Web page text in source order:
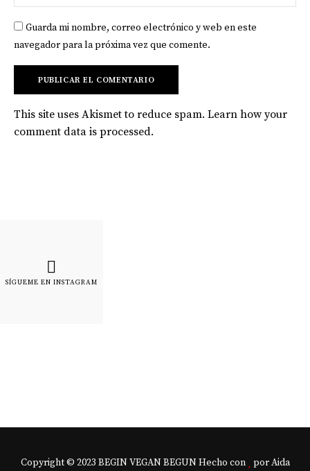
Guarda mi nombre, correo electrónico y web en este
navegador para la próxima vez que comente.
This site uses Akismet to reduce spam. Learn how your
comment data is processed.
SÍGUEME EN INSTAGRAM
Copyright © 2023 BEGIN VEGAN BEGUN Hecho con por Aida